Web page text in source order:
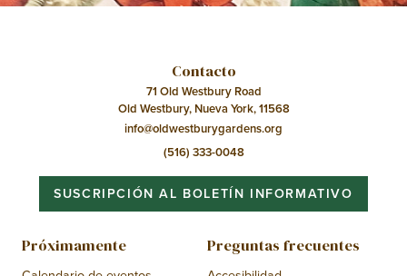
Contacto
71 Old Westbury Road
Old Westbury, Nueva York, 11568
info@oldwestburygardens.org
(516) 333-0048
SUSCRIPCIÓN AL BOLETÍN INFORMATIVO
Próximamente Preguntas frecuentes